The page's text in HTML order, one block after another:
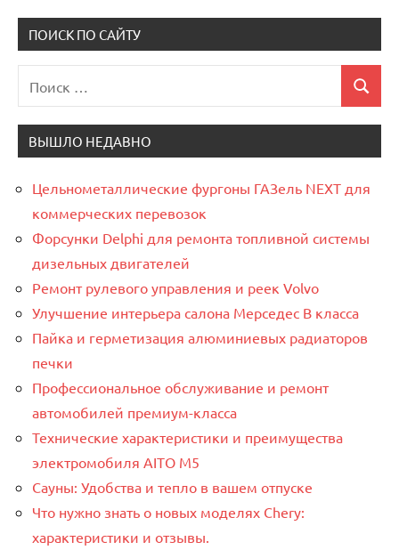
записей
ПОИСК ПО САЙТУ
для:
Поиск
ВЫШЛО НЕДАВНО
Цельнометаллические фургоны ГАЗель NEXT для
коммерческих перевозок
Форсунки Delphi для ремонта топливной системы
дизельных двигателей
Ремонт рулевого управления и реек Volvo
Улучшение интерьера салона Мерседес В класса
Пайка и герметизация алюминиевых радиаторов
печки
Профессиональное обслуживание и ремонт
автомобилей премиум-класса
Технические характеристики и преимущества
электромобиля AITO M5
Сауны: Удобства и тепло в вашем отпуске
Что нужно знать о новых моделях Chery:
характеристики и отзывы.